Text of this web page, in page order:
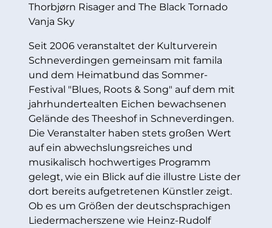
Thorbjørn Risager and The Black Tornado
Vanja Sky
Seit 2006 veranstaltet der Kulturverein
Schneverdingen gemeinsam mit famila
und dem Heimatbund das Sommer-
Festival "Blues, Roots & Song" auf dem mit
jahrhundertealten Eichen bewachsenen
Gelände des Theeshof in Schneverdingen.
Die Veranstalter haben stets großen Wert
auf ein abwechslungsreiches und
musikalisch hochwertiges Programm
gelegt, wie ein Blick auf die illustre Liste der
dort bereits aufgetretenen Künstler zeigt.
Ob es um Größen der deutschsprachigen
Liedermacherszene wie Heinz-Rudolf